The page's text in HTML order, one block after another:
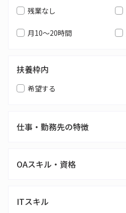
残業なし
月10～20時間
扶養枠内
希望する
仕事・勤務先の特徴
OAスキル・資格
ITスキル